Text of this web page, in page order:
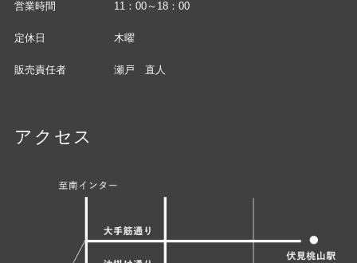
営業時間 11：00～18：00
定休日 木曜
販売責任者 瀬戸 直人
アクセス